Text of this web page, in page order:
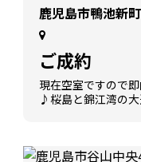
鹿児島市鴨池新町
ご成約
現在空室ですので
♪桜島と錦江湾の